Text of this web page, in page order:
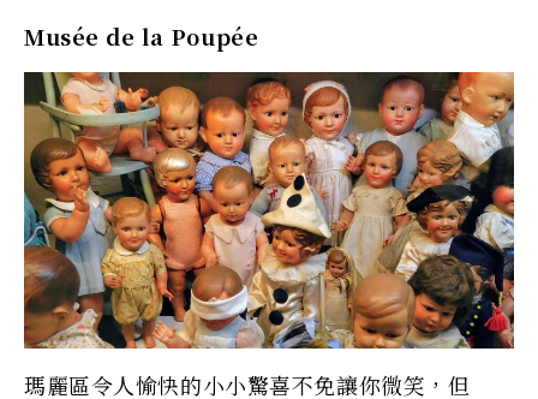
Musée de la Poupée
瑪麗區令人愉快的小小驚喜不免讓你微笑，但